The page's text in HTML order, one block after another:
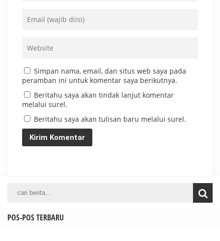
Simpan nama, email, dan situs web saya pada
peramban ini untuk komentar saya berikutnya.
Beritahu saya akan tindak lanjut komentar
melalui surel.
Beritahu saya akan tulisan baru melalui surel.
POS-POS TERBARU